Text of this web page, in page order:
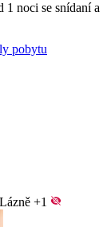
noci se snídaní a
pobytu
+1